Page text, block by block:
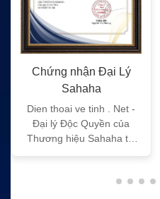
Chứng nhận Đại Lý
Sahaha
Dien thoai ve tinh . Net -
Đại lý Độc Quyền của
Thương hiệu Sahaha tại